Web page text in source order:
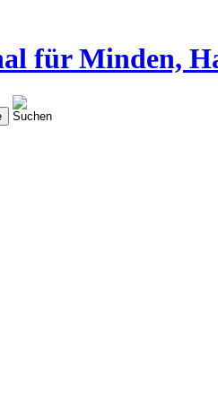
für Minden,